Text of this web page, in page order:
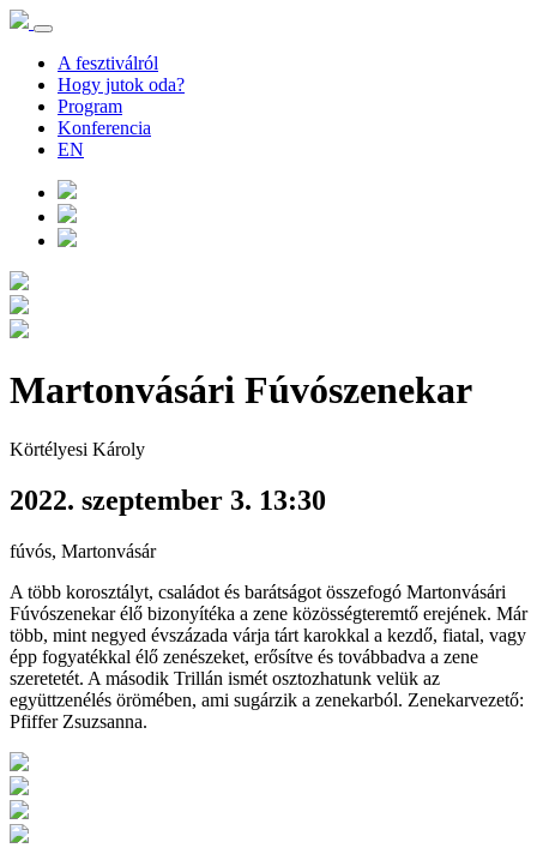
A fesztiválról
Hogy jutok oda?
Program
Konferencia
EN
Martonvásári Fúvószenekar
Körtélyesi Károly
2022. szeptember 3. 13:30
fúvós, Martonvásár
A több korosztályt, családot és barátságot összefogó Martonvásári
Fúvószenekar élő bizonyítéka a zene közösségteremtő erejének. Már
több, mint negyed évszázada várja tárt karokkal a kezdő, fiatal, vagy
épp fogyatékkal élő zenészeket, erősítve és továbbadva a zene
szeretetét. A második Trillán ismét osztozhatunk velük az
együttzenélés örömében, ami sugárzik a zenekarból. Zenekarvezető:
Pfiffer Zsuzsanna.